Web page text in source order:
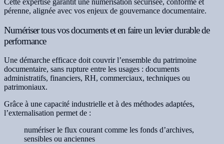
pérenne, alignée avec vos enjeux de gouvernance documentaire.
Numériser tous vos documents et en faire un levier durable de
performance
Une démarche efficace doit couvrir l’ensemble du patrimoine
documentaire, sans rupture entre les usages : documents
administratifs, financiers, RH, commerciaux, techniques ou
patrimoniaux.
Grâce à une capacité industrielle et à des méthodes adaptées,
l’externalisation permet de :
numériser le flux courant comme les fonds d’archives,
sensibles ou anciennes